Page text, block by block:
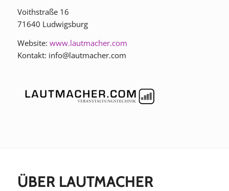
Voithstraße 16
71640 Ludwigsburg
Website: www.lautmacher.com
Kontakt: info@lautmacher.com
ÜBER LAUTMACHER